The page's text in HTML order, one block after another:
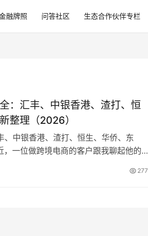
融牌照 问答社区 生态合作伙伴专栏
：汇丰、中银香港、渣打、恒
整理（2026）
中银香港、渣打、恒生、华侨、东
一位做跨境电商的客户跟我聊起他的
…
277